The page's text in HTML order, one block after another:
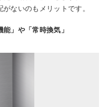
ないのもメリットです。
」や「常時換気」